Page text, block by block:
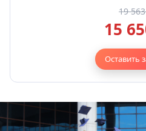
19
15
Оставить